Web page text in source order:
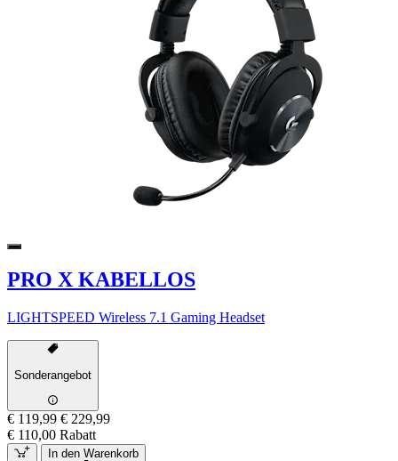
PRO X KABELLOS
LIGHTSPEED Wireless 7.1 Gaming Headset
Sonderangebot
€ 119,99 € 229,99
€ 110,00 Rabatt
In den Warenkorb